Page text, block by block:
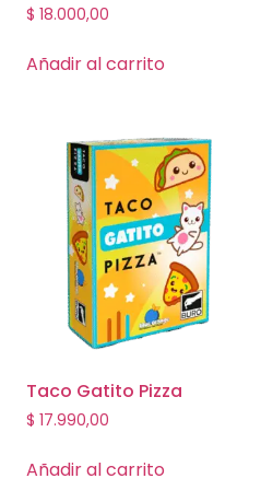
$ 18.000,00
Añadir al carrito
Taco Gatito Pizza
$ 17.990,00
Añadir al carrito